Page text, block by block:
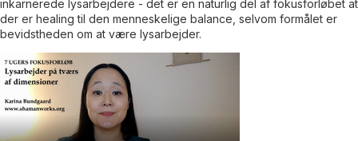
inkarnerede lysarbejdere - det er en naturlig del af fokusforløbet at
der er healing til den menneskelige balance, selvom formålet er
bevidstheden om at være lysarbejder.